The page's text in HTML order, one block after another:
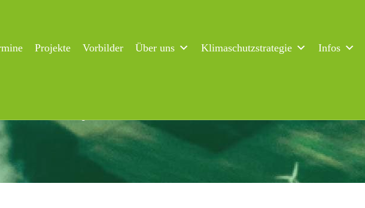
Projekte Vorbilder Über uns Klimaschutzstrategie Infos